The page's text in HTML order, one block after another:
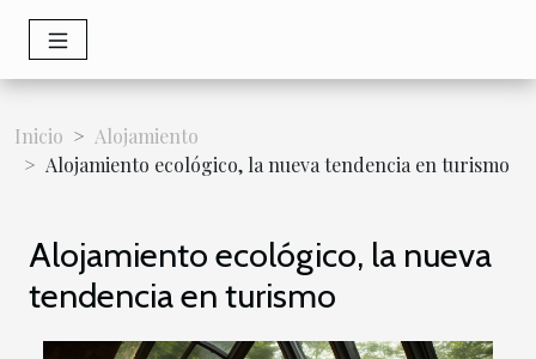
Inicio
Alojamiento
Alojamiento ecológico, la nueva tendencia en turismo
Alojamiento ecológico, la nueva
tendencia en turismo